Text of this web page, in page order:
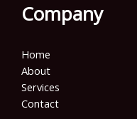
Company
Home
About
Services
Contact